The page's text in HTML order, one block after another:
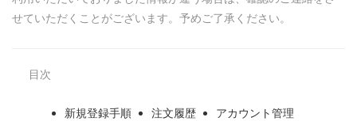
せていただくことがございます。予めご了承ください。
目次
新規登録手順 注文履歴
アカウント管理